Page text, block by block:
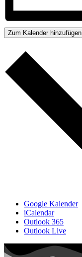
Zum Kalender hinzufügen
Google Kalender
iCalendar
Outlook 365
Outlook Live